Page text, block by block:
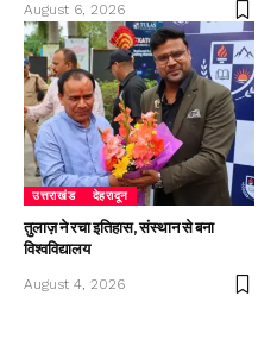
August 6, 2026
उत्तराखंड देहरादून
तुलाज़ ने रचा इतिहास, संस्थान से बना
विश्वविद्यालय
August 4, 2026